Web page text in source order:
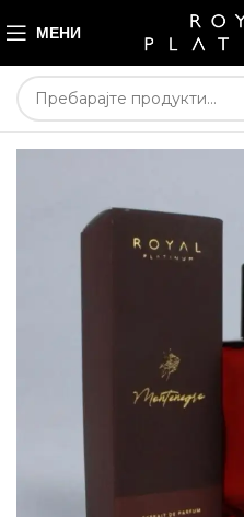
МЕНИ